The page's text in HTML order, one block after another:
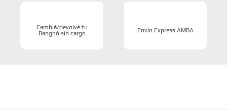
Cambiá/devolvé tu
Banghó sin cargo Envío Express AMBA